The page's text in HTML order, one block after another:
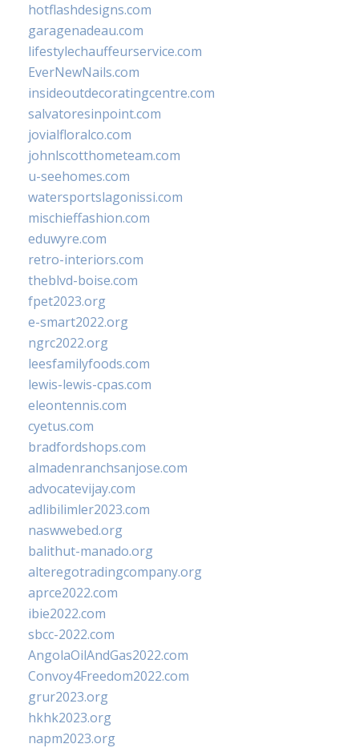
hotflashdesigns.com
garagenadeau.com
lifestylechauffeurservice.com
EverNewNails.com
insideoutdecoratingcentre.com
salvatoresinpoint.com
jovialfloralco.com
johnlscotthometeam.com
u-seehomes.com
watersportslagonissi.com
mischieffashion.com
eduwyre.com
retro-interiors.com
theblvd-boise.com
fpet2023.org
e-smart2022.org
ngrc2022.org
leesfamilyfoods.com
lewis-lewis-cpas.com
eleontennis.com
cyetus.com
bradfordshops.com
almadenranchsanjose.com
advocatevijay.com
adlibilimler2023.com
naswwebed.org
balithut-manado.org
alteregotradingcompany.org
aprce2022.com
ibie2022.com
sbcc-2022.com
AngolaOilAndGas2022.com
Convoy4Freedom2022.com
grur2023.org
hkhk2023.org
napm2023.org